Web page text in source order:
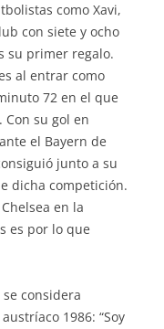
como Xavi,
con siete y ocho
su primer regalo.
al entrar como
72 en el que
Con su gol en
el Bayern de
junto a su
dicha competición.
en la
es por lo que
considera
1986: “Soy